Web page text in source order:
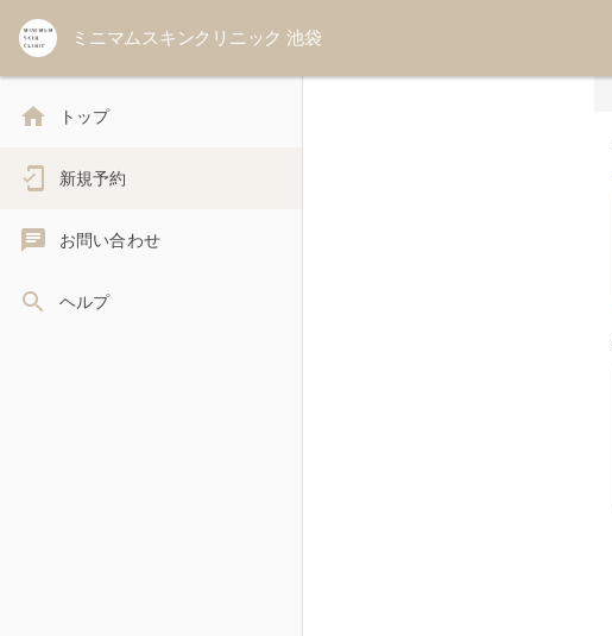
ミニマムスキンクリニック 池袋
トップ
新規予約
お問い合わせ
ヘルプ